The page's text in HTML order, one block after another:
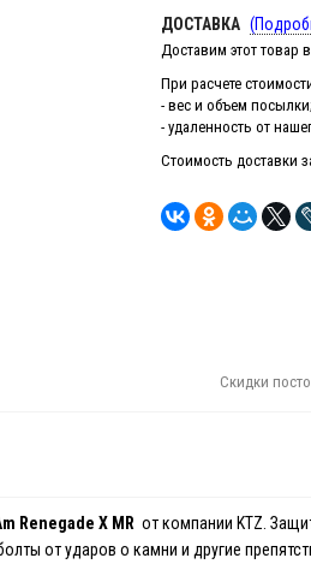
ДОСТАВКА
Доставим этот товар
При расчете
- вес и объем посылки;
- удаленность от
Стоимость доставки
Скидки
Renegade X MR от компании KTZ.
от ударов о камни и другие